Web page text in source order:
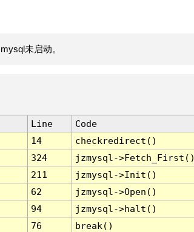
未启动。
Line
Code
14
checkredirect()
324
jzmysql-
211
jzmysql->Init()
62
jzmysql->Open()
94
jzmysql->halt()
76 break()